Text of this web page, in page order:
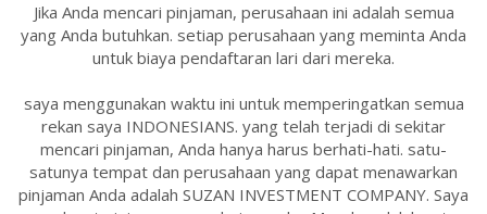
Jika Anda mencari pinjaman, perusahaan ini adalah semua
yang Anda butuhkan. setiap perusahaan yang meminta Anda
untuk biaya pendaftaran lari dari mereka.
saya menggunakan waktu ini untuk memperingatkan semua
rekan saya INDONESIANS. yang telah terjadi di sekitar
mencari pinjaman, Anda hanya harus berhati-hati. satu-
satunya tempat dan perusahaan yang dapat menawarkan
pinjaman Anda adalah SUZAN INVESTMENT COMPANY. Saya